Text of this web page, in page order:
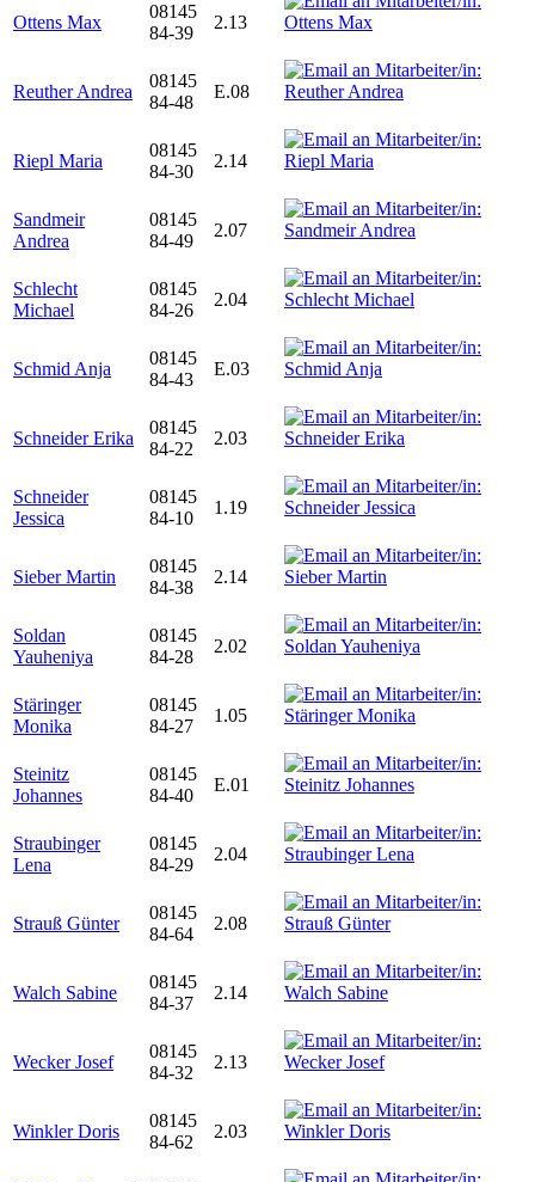
Ottens Max
08145
84-39
2.13
Reuther Andrea
08145
84-48
E.08
Riepl Maria
08145
84-30
2.14
Sandmeir
Andrea
08145
84-49
2.07
Schlecht
Michael
08145
84-26
2.04
Schmid Anja
08145
84-43
E.03
Schneider Erika
08145
84-22
2.03
Schneider
Jessica
08145
84-10
1.19
Sieber Martin
08145
84-38
2.14
Soldan
Yauheniya
08145
84-28
2.02
Stäringer
Monika
08145
84-27
1.05
Steinitz
Johannes
08145
84-40
E.01
Straubinger
Lena
08145
84-29
2.04
Strauß Günter
08145
84-64
2.08
Walch Sabine
08145
84-37
2.14
Wecker Josef
08145
84-32
2.13
Winkler Doris
08145
84-62
2.03